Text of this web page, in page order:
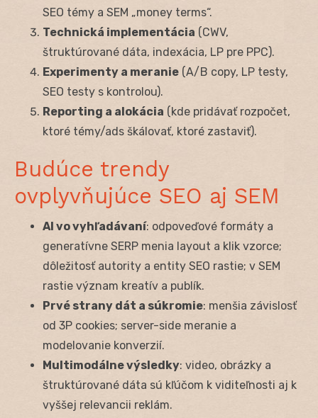
SEO témy a SEM „money terms“.
Technická implementácia (CWV,
štruktúrované dáta, indexácia, LP pre PPC).
Experimenty a meranie (A/B copy, LP testy,
SEO testy s kontrolou).
Reporting a alokácia (kde pridávať rozpočet,
ktoré témy/ads škálovať, ktoré zastaviť).
Budúce trendy
ovplyvňujúce SEO aj SEM
AI vo vyhľadávaní: odpoveďové formáty a
generatívne SERP menia layout a klik vzorce;
dôležitosť autority a entity SEO rastie; v SEM
rastie význam kreatív a publík.
Prvé strany dát a súkromie: menšia závislosť
od 3P cookies; server-side meranie a
modelovanie konverzií.
Multimodálne výsledky: video, obrázky a
štruktúrované dáta sú kľúčom k viditeľnosti aj k
vyššej relevancii reklám.